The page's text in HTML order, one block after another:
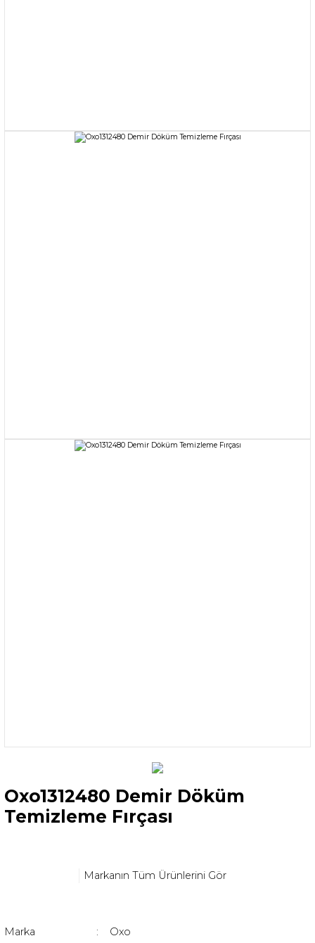
Oxo1312480 Demir Döküm
Temizleme Fırçası
Markanın Tüm Ürünlerini Gör
Marka
Oxo